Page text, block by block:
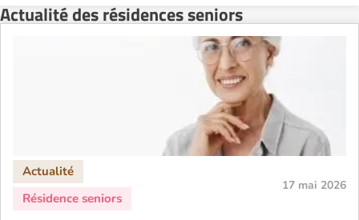
Recherche par ville
Actualité des résidences seniors
17 mai 2026